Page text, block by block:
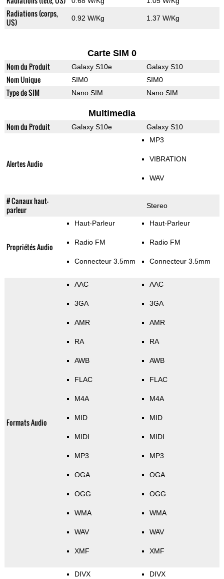
Radiations (corps,
US)
0.92 W/Kg 1.37 W/Kg
Carte SIM 0
Nom du Produit Galaxy S10e Galaxy S10
Nom Unique SIM0 SIM0
Type de SIM Nano SIM Nano SIM
Multimedia
Nom du Produit Galaxy S10e Galaxy S10
Alertes Audio
MP3
VIBRATION
WAV
# Canaux haut-
parleur
Stereo
Propriétés Audio
Haut-Parleur
Radio FM
Connecteur 3.5mm
Haut-Parleur
Radio FM
Connecteur 3.5mm
Formats Audio
AAC
3GA
AMR
RA
AWB
FLAC
M4A
MID
MIDI
MP3
OGA
OGG
WMA
WAV
XMF
AAC
3GA
AMR
RA
AWB
FLAC
M4A
MID
MIDI
MP3
OGA
OGG
WMA
WAV
XMF
DIVX DIVX